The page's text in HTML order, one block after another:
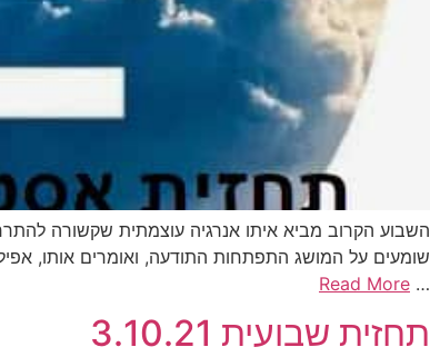
השבוע הקרוב מביא איתו אנרגיה עוצמתית שקשורה
שומעים על המושג התפתחות התודעה, ואומרים אותו,
…
Read More
תחזית שבועית 3.10.21